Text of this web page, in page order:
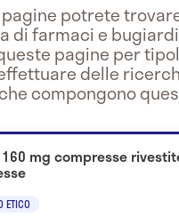
pagine potrete
di farmaci e
pagine per
delle
compongono
mg compresse
ETICO